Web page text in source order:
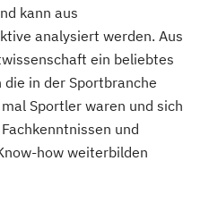
kann aus
analysiert werden. Aus
ein beliebtes
in der Sportbranche
Sportler waren und sich
und
how weiterbilden